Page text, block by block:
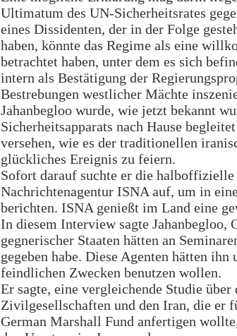
Ultimatum des UN-Sicherheitsrates
eines Dissidenten, der in der Folge
haben, könnte das Regime als eine
betrachtet haben, unter dem es sich
intern als Bestätigung der
Bestrebungen westlicher Mächte
Jahanbegloo wurde, wie jetzt bekannt
Sicherheitsapparats nach Hause
versehen, wie es der traditionellen
glückliches Ereignis zu feiern.
Sofort darauf suchte er die halboffizielle
Nachrichtenagentur ISNA auf, um in
berichten. ISNA genießt im Land eine
In diesem Interview sagte Jahanbegloo,
gegnerischer Staaten hätten an
gegeben habe. Diese Agenten hätten
feindlichen Zwecken benutzen wollen.
Er sagte, eine vergleichende Studie über
Zivilgesellschaften und den Iran, die er
German Marshall Fund anfertigen